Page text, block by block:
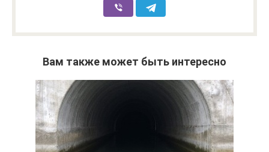
Вам также может быть интересно